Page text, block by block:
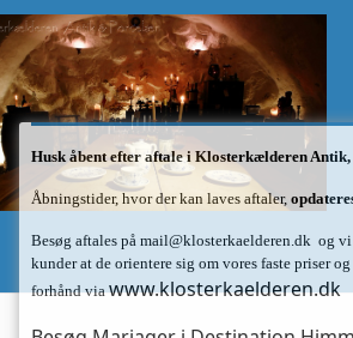
Husk åbent efter aftale i Klosterkælderen
Åbningstider, hvor der kan laves aftaler,
Besøg aftales på mail@klosterkaelderen.dk og
kunder at de orientere sig om vores faste priser
forhånd viawww.klosterkaelderen.dk